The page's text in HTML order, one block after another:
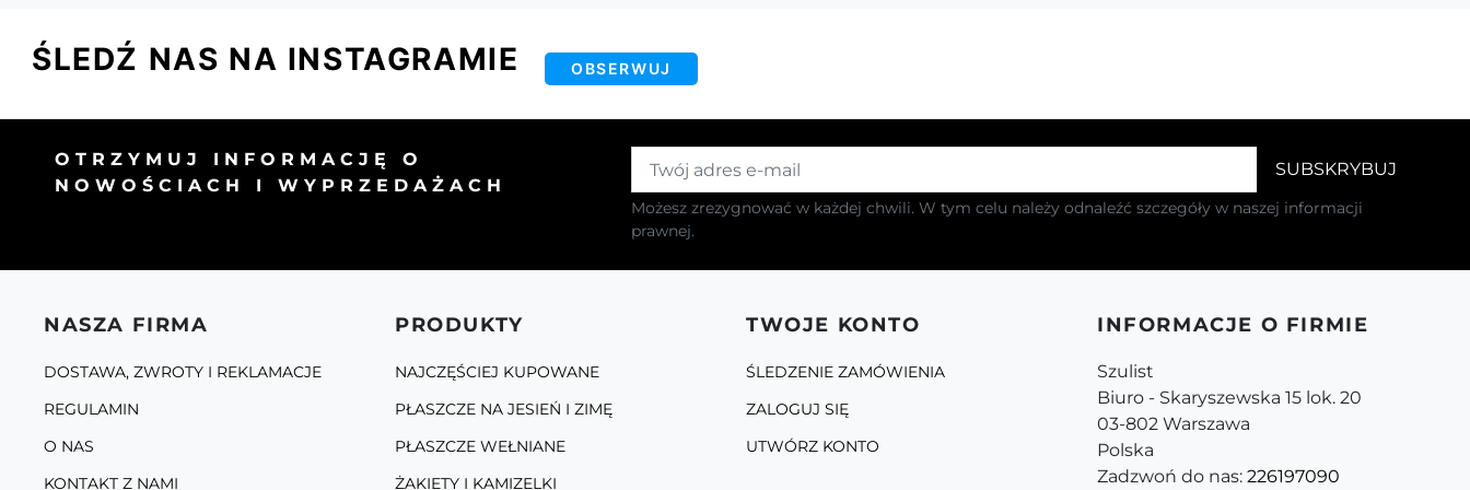
ŚLEDŹ NAS NA INSTAGRAMIE OBSERWUJ
OTRZYMUJ INFORMACJĘ O
NOWOŚCIACH I WYPRZEDAŻACH
Możesz zrezygnować w każdej chwili. W tym celu należy odnaleźć szczegóły w naszej informacji
prawnej.
NASZA FIRMA
DOSTAWA, ZWROTY I REKLAMACJE
REGULAMIN
O NAS
KONTAKT Z NAMI
PRODUKTY
NAJCZĘŚCIEJ KUPOWANE
PŁASZCZE NA JESIEŃ I ZIMĘ
PŁASZCZE WEŁNIANE
ŻAKIETY I KAMIZELKI
TWOJE KONTO
ŚLEDZENIE ZAMÓWIENIA
ZALOGUJ SIĘ
UTWÓRZ KONTO
INFORMACJE O FIRMIE
Szulist
Biuro - Skaryszewska 15 lok. 20
03-802 Warszawa
Polska
Zadzwoń do nas: 226197090